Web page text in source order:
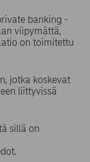
banking -
viipymättä,
on toimitettu
jotka koskevat
liittyvissä
sillä on